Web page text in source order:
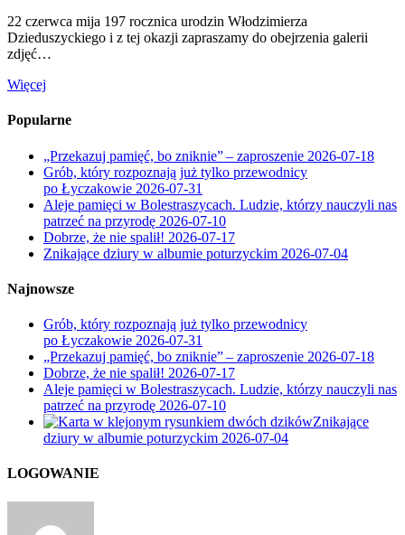
22 czerwca mija 197 rocznica urodzin Włodzimierza
Dzieduszyckiego i z tej okazji zapraszamy do obejrzenia galerii
zdjęć…
Więcej
Popularne
„Przekazuj pamięć, bo zniknie” – zaproszenie 2026-07-18
Grób, który rozpoznają już tylko przewodnicy
po Łyczakowie 2026-07-31
Aleje pamięci w Bolestraszycach. Ludzie, którzy nauczyli nas
patrzeć na przyrodę 2026-07-10
Dobrze, że nie spalił! 2026-07-17
Znikające dziury w albumie poturzyckim 2026-07-04
Najnowsze
Grób, który rozpoznają już tylko przewodnicy
po Łyczakowie 2026-07-31
„Przekazuj pamięć, bo zniknie” – zaproszenie 2026-07-18
Dobrze, że nie spalił! 2026-07-17
Aleje pamięci w Bolestraszycach. Ludzie, którzy nauczyli nas
patrzeć na przyrodę 2026-07-10
Znikające
dziury w albumie poturzyckim 2026-07-04
LOGOWANIE